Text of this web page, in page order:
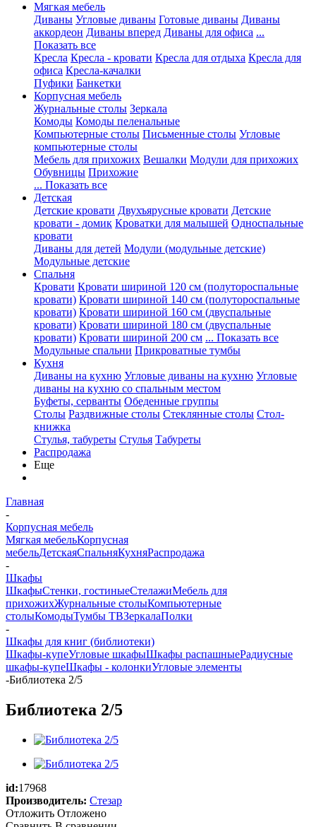
Мягкая мебель
Диваны Угловые диваны Готовые диваны Диваны
аккордеон Диваны вперед Диваны для офиса ...
Показать все
Кресла Кресла - кровати Кресла для отдыха Кресла для
офиса Кресла-качалки
Пуфики Банкетки
Корпусная мебель
Журнальные столы Зеркала
Комоды Комоды пеленальные
Компьютерные столы Письменные столы Угловые
компьютерные столы
Мебель для прихожих Вешалки Модули для прихожих
Обувницы Прихожие
... Показать все
Детская
Детские кровати Двухъярусные кровати Детские
кровати - домик Кроватки для малышей Односпальные
кровати
Диваны для детей Модули (модульные детские)
Модульные детские
Спальня
Кровати Кровати шириной 120 см (полутороспальные
кровати) Кровати шириной 140 см (полутороспальные
кровати) Кровати шириной 160 см (двуспальные
кровати) Кровати шириной 180 см (двуспальные
кровати) Кровати шириной 200 см ... Показать все
Модульные спальни Прикроватные тумбы
Кухня
Диваны на кухню Угловые диваны на кухню Угловые
диваны на кухню со спальным местом
Буфеты, серванты Обеденные группы
Столы Раздвижные столы Стеклянные столы Стол-
книжка
Стулья, табуреты Стулья Табуреты
Распродажа
Еще
Главная
-
Корпусная мебель
Мягкая мебельКорпусная
мебельДетскаяСпальняКухняРаспродажа
-
Шкафы
ШкафыСтенки, гостиныеСтелажиМебель для
прихожихЖурнальные столыКомпьютерные
столыКомодыТумбы ТВЗеркалаПолки
-
Шкафы для книг (библиотеки)
Шкафы-купеУгловые шкафыШкафы распашныеРадиусные
шкафы-купеШкафы - колонкиУгловые элементы
-Библиотека 2/5
Библиотека 2/5
id:17968
Производитель: Стезар
Отложить Отложено